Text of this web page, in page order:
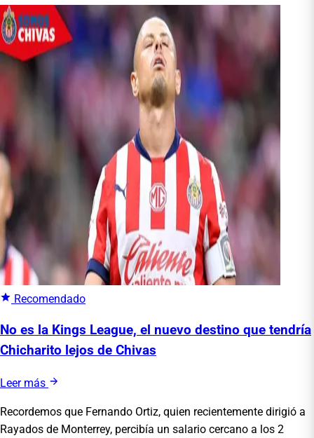
Recomendado
No es la Kings League, el nuevo destino que tendría
Chicharito lejos de Chivas
Leer más
Recordemos que Fernando Ortiz, quien recientemente dirigió a
Rayados de Monterrey, percibía un salario cercano a los 2